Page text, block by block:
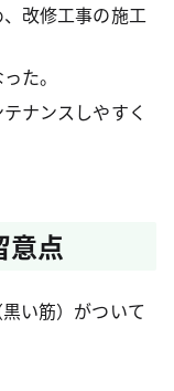
改修工事の施工
た。
ナンスしやすく
意点
い筋）がついて